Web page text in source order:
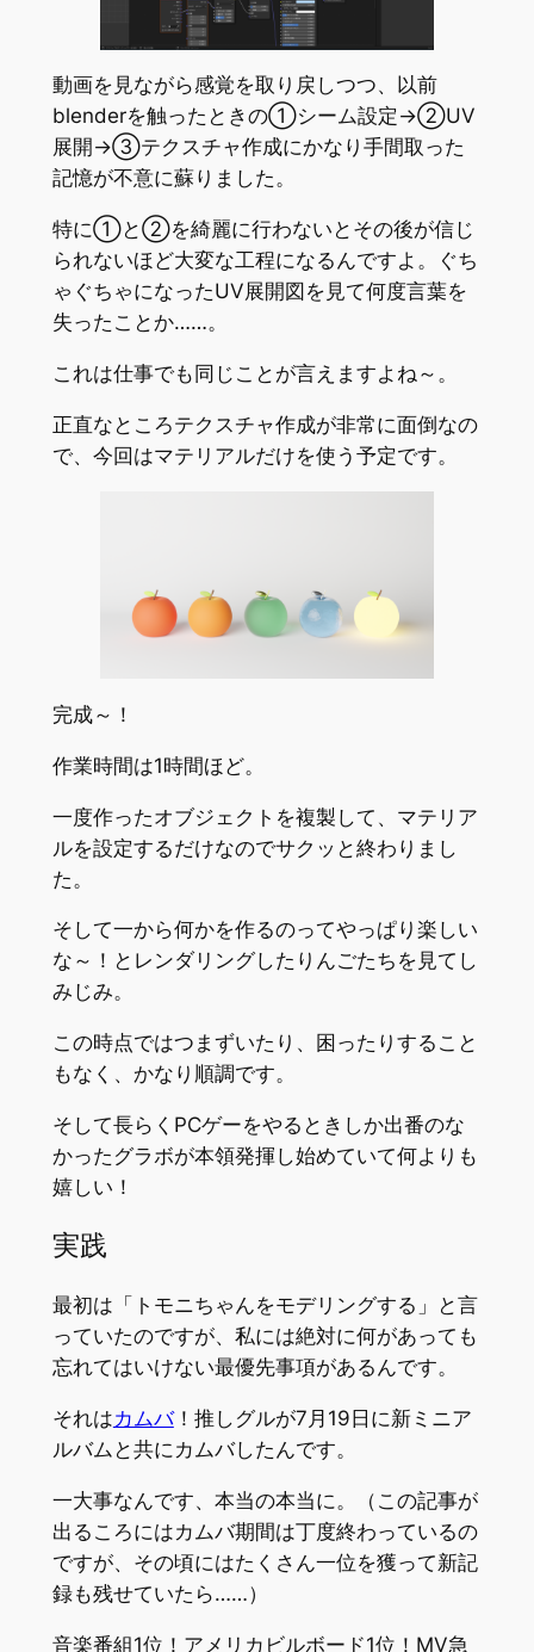
動画を見ながら感覚を取り戻しつつ、以前
blenderを触ったときの①シーム設定→②UV
展開→③テクスチャ作成にかなり手間取った
記憶が不意に蘇りました。
特に①と②を綺麗に行わないとその後が信じ
られないほど大変な工程になるんですよ。ぐち
ゃぐちゃになったUV展開図を見て何度言葉を
失ったことか……。
これは仕事でも同じことが言えますよね～。
正直なところテクスチャ作成が非常に面倒なの
で、今回はマテリアルだけを使う予定です。
完成～！
作業時間は1時間ほど。
一度作ったオブジェクトを複製して、マテリア
ルを設定するだけなのでサクッと終わりまし
た。
そして一から何かを作るのってやっぱり楽しい
な～！とレンダリングしたりんごたちを見てし
みじみ。
この時点ではつまずいたり、困ったりすること
もなく、かなり順調です。
そして長らくPCゲーをやるときしか出番のな
かったグラボが本領発揮し始めていて何よりも
嬉しい！
実践
最初は「トモニちゃんをモデリングする」と言
っていたのですが、私には絶対に何があっても
忘れてはいけない最優先事項があるんです。
それはカムバ！推しグルが7月19日に新ミニア
ルバムと共にカムバしたんです。
一大事なんです、本当の本当に。（この記事が
出るころにはカムバ期間は丁度終わっているの
ですが、その頃にはたくさん一位を獲って新記
録も残せていたら……）
音楽番組1位！アメリカビルボード1位！MV急